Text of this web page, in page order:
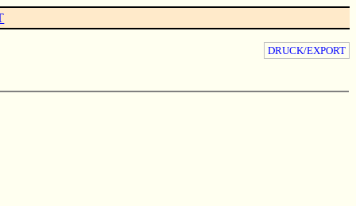
DRUCK/EXPORT